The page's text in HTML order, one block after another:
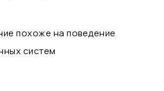
похоже на поведение
систем